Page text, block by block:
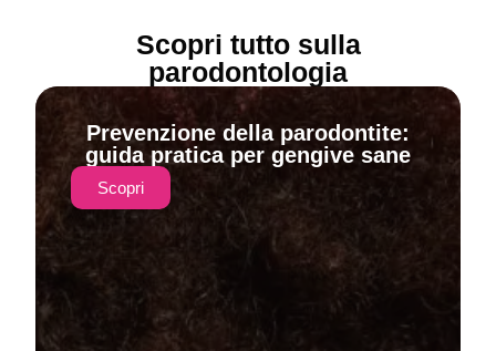
Scopri tutto sulla
parodontologia
Prevenzione della parodontite:
guida pratica per gengive sane
Scopri